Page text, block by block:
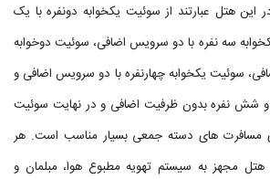
این هتل عبارتند از سوئيت یکخوابه دونفره با یک
سه نفره با دو سرویس اضافی، سوئیت دوخوابه
سوئيت یکخوابه چهارنفره با دو سرویس اضافی و
و شش نفره بدون ظرفیت اضافی و در نهایت سوئيت
مسافرت های دسته جمعی بسیار مناسب است. هر
مجهز به سیستم تهویه مطبوع هوا، مبلمان و